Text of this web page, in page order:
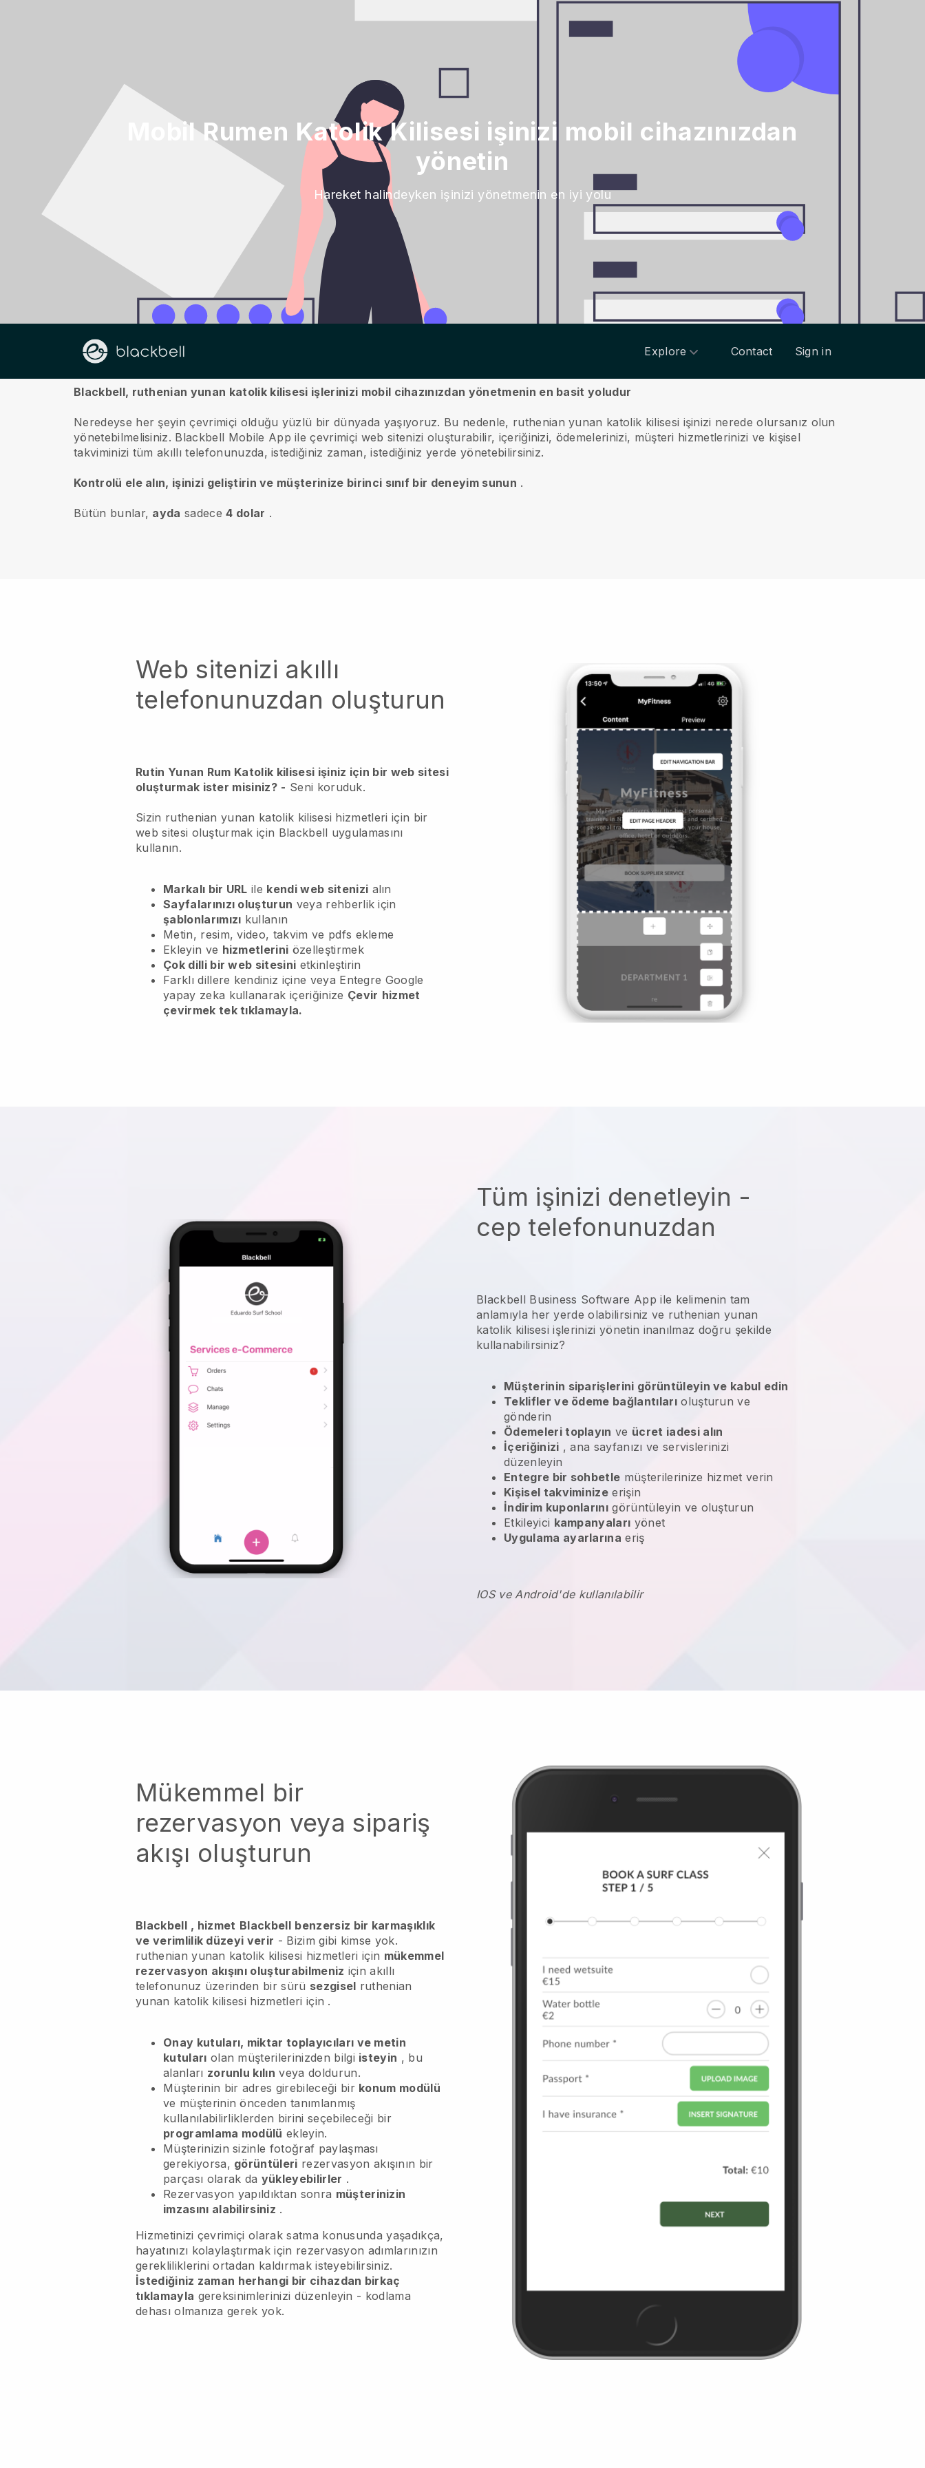
Mobil Rumen Katolik Kilisesi işinizi mobil cihazınızdan
yönetin
Hareket halindeyken işinizi yönetmenin en iyi yolu
Explore Contact Sign in
Hakkımızda
Blackbell, ruthenian yunan katolik kilisesi işlerinizi mobil cihazınızdan yönetmenin en basit yoludur
Neredeyse her şeyin çevrimiçi olduğu yüzlü bir dünyada yaşıyoruz. Bu nedenle, ruthenian yunan katolik kilisesi işinizi nerede olursanız olun
yönetebilmelisiniz. Blackbell Mobile App ile çevrimiçi web sitenizi oluşturabilir, içeriğinizi, ödemelerinizi, müşteri hizmetlerinizi ve kişisel
takviminizi tüm akıllı telefonunuzda, istediğiniz zaman, istediğiniz yerde yönetebilirsiniz.
Kontrolü ele alın, işinizi geliştirin ve müşterinize birinci sınıf bir deneyim sunun .
Bütün bunlar, ayda sadece4 dolar .
Web sitenizi akıllı
telefonunuzdan oluşturun
Rutin Yunan Rum Katolik kilisesi işiniz için bir web sitesi
oluşturmak ister misiniz? - Seni koruduk.
Sizin ruthenian yunan katolik kilisesi hizmetleri için bir
web sitesi oluşturmak için Blackbell uygulamasını
kullanın.
Markalı bir URL ile kendi web sitenizi alın
Sayfalarınızı oluşturun veya rehberlik için
şablonlarımızı kullanın
Metin, resim, video, takvim ve pdfs ekleme
Ekleyin ve hizmetlerini özelleştirmek
Çok dilli bir web sitesini etkinleştirin
Farklı dillere kendiniz içine veya Entegre Google
yapay zeka kullanarak içeriğinize Çevir hizmet
çevirmek tek tıklamayla.
Tüm işinizi denetleyin -
cep telefonunuzdan
Blackbell Business Software App ile kelimenin tam
anlamıyla her yerde olabilirsiniz ve ruthenian yunan
katolik kilisesi işlerinizi yönetin inanılmaz doğru şekilde
kullanabilirsiniz?
Müşterinin siparişlerini görüntüleyin ve kabul edin
Teklifler ve ödeme bağlantılarıoluşturun ve
gönderin
Ödemeleri toplayın ve ücret iadesi alın
İçeriğinizi , ana sayfanızı ve servislerinizi
düzenleyin
Entegre bir sohbetle müşterilerinize hizmet verin
Kişisel takviminize erişin
İndirim kuponlarını görüntüleyin ve oluşturun
Etkileyici kampanyaları yönet
Uygulama ayarlarına eriş
IOS ve Android'de kullanılabilir
Mükemmel bir
rezervasyon veya sipariş
akışı oluşturun
Blackbell , hizmet Blackbell benzersiz bir karmaşıklık
ve verimlilik düzeyi verir - Bizim gibi kimse yok.
ruthenian yunan katolik kilisesi hizmetleri için mükemmel
rezervasyon akışını oluşturabilmeniz için akıllı
telefonunuz üzerinden bir sürü sezgisel ruthenian
yunan katolik kilisesi hizmetleri için .
Onay kutuları, miktar toplayıcıları ve metin
kutuları olan müşterilerinizden bilgi isteyin , bu
alanları zorunlu kılın veya doldurun.
Müşterinin bir adres girebileceği bir konum modülü
ve müşterinin önceden tanımlanmış
kullanılabilirliklerden birini seçebileceği bir
programlama modülü ekleyin.
Müşterinizin sizinle fotoğraf paylaşması
gerekiyorsa, görüntüleri rezervasyon akışının bir
parçası olarak da yükleyebilirler .
Rezervasyon yapıldıktan sonra müşterinizin
imzasını alabilirsiniz .
Hizmetinizi çevrimiçi olarak satma konusunda yaşadıkça,
hayatınızı kolaylaştırmak için rezervasyon adımlarınızın
gerekliliklerini ortadan kaldırmak isteyebilirsiniz.
İstediğiniz zaman herhangi bir cihazdan birkaç
tıklamayla gereksinimlerinizi düzenleyin - kodlama
dehası olmanıza gerek yok.